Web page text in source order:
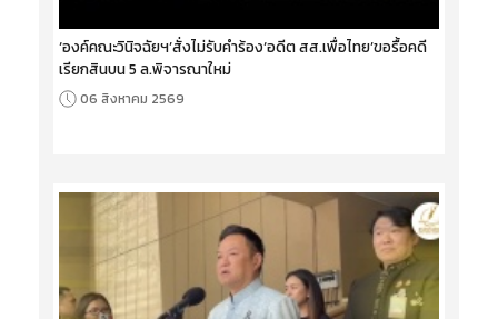
‘องค์คณะวินิจฉัยฯ’สั่งไม่รับคำร้อง‘อดีต สส.เพื่อไทย’ขอรื้อคดี
เรียกสินบน 5 ล.พิจารณาใหม่
06 สิงหาคม 2569